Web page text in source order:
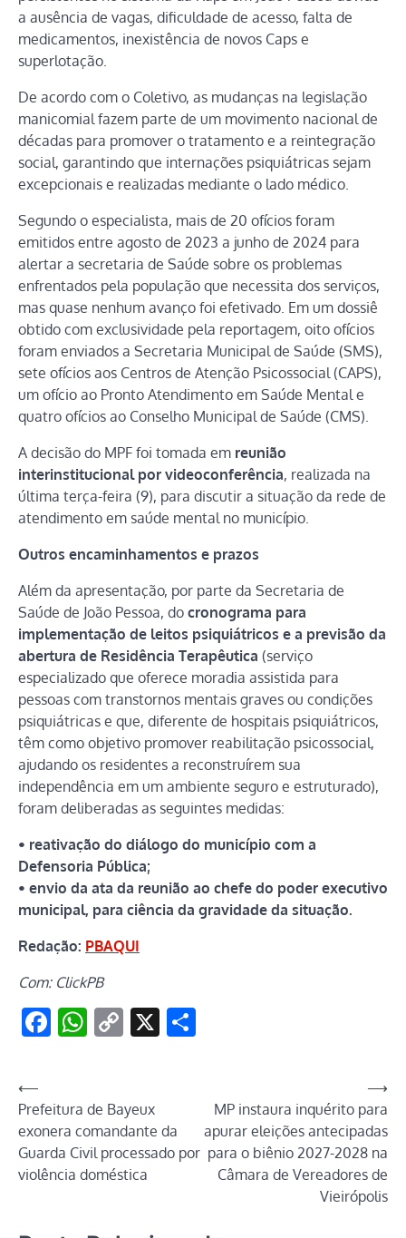
a ausência de vagas, dificuldade de acesso, falta de
medicamentos, inexistência de novos Caps e
superlotação.
De acordo com o Coletivo, as mudanças na legislação
manicomial fazem parte de um movimento nacional de
décadas para promover o tratamento e a reintegração
social, garantindo que internações psiquiátricas sejam
excepcionais e realizadas mediante o lado médico.
Segundo o especialista, mais de 20 ofícios foram
emitidos entre agosto de 2023 a junho de 2024 para
alertar a secretaria de Saúde sobre os problemas
enfrentados pela população que necessita dos serviços,
mas quase nenhum avanço foi efetivado. Em um dossiê
obtido com exclusividade pela reportagem, oito ofícios
foram enviados a Secretaria Municipal de Saúde (SMS),
sete ofícios aos Centros de Atenção Psicossocial (CAPS),
um ofício ao Pronto Atendimento em Saúde Mental e
quatro ofícios ao Conselho Municipal de Saúde (CMS).
A decisão do MPF foi tomada em reunião
interinstitucional por videoconferência, realizada na
última terça-feira (9), para discutir a situação da rede de
atendimento em saúde mental no município.
Outros encaminhamentos e prazos
Além da apresentação, por parte da Secretaria de
Saúde de João Pessoa, do cronograma para
implementação de leitos psiquiátricos e a previsão da
abertura de Residência Terapêutica (serviço
especializado que oferece moradia assistida para
pessoas com transtornos mentais graves ou condições
psiquiátricas e que, diferente de hospitais psiquiátricos,
têm como objetivo promover reabilitação psicossocial,
ajudando os residentes a reconstruírem sua
independência em um ambiente seguro e estruturado),
foram deliberadas as seguintes medidas:
• reativação do diálogo do município com a
Defensoria Pública;
• envio da ata da reunião ao chefe do poder executivo
municipal, para ciência da gravidade da situação.
Redação: PBAQUI
Com: ClickPB
Facebook
WhatsApp
Copy
X
Navegação
de
Post
⟵
Prefeitura de Bayeux
exonera comandante da
Guarda Civil processado por
violência doméstica
MP instaura inquérito para
apurar eleições antecipadas
para o biênio 2027-2028 na
Câmara de Vereadores de
Vieirópolis
⟶